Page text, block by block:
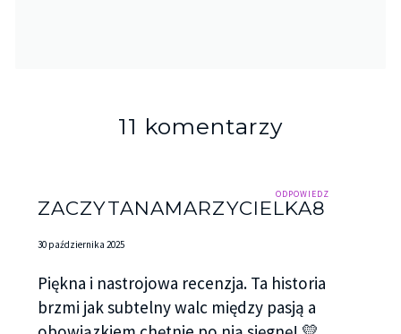
11 komentarzy
ODPOWIEDZ
ZACZYTANAMARZYCIELKA8
30 października 2025
Piękna i nastrojowa recenzja. Ta historia
brzmi jak subtelny walc między pasją a